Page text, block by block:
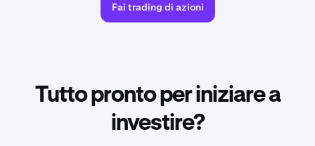
Vanguard Morningstar Value ETF
S&P Total U.S. Stock Market ETFITOT IWD iShares Russell
Vanguard FTSE All-World ex-US ETF
Fai trading di azioni
Tutto pronto per iniziare a
investire?